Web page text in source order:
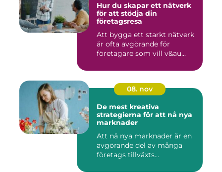
Hur du skapar ett nätverk
för att stödja din
företagsresa
Att bygga ett starkt nätverk
är ofta avgörande för
företagare som vill v&au...
08. nov
De mest kreativa
strategierna för att nå nya
marknader
Att nå nya marknader är en
avgörande del av många
företags tillväxts...